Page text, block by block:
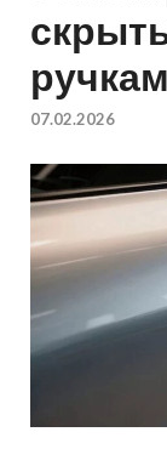
07.02.2026